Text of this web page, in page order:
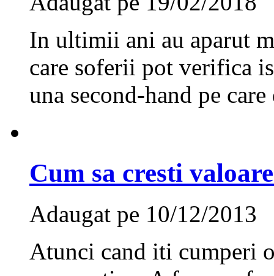
In ultimii ani au aparut
care soferii pot verifica
una second-hand pe
Cum sa cresti
Adaugat pe 10/12/2013
Atunci cand iti cumperi